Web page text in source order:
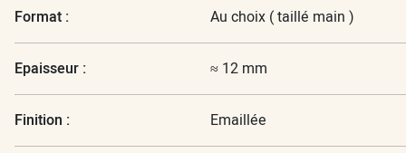
Format : Au choix ( taillé main )
Epaisseur : ≈ 12 mm
Finition : Emaillée